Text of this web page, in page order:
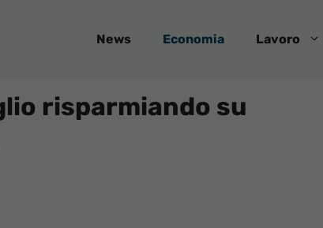
News Economia Lavoro
risparmiando su